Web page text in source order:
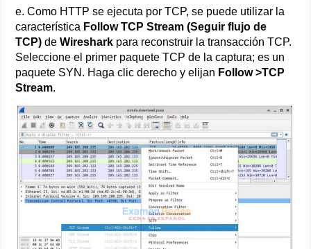
e. Como HTTP se ejecuta por TCP, se puede utilizar la
característica Follow TCP Stream (Seguir flujo de
TCP) deWireshark para reconstruir la transacción TCP.
Seleccione el primer paquete TCP de la captura; es un
paquete SYN. Haga clic derecho y elijan Follow >TCP
Stream.